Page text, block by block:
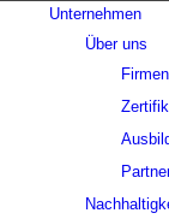
Unternehmen
Über uns